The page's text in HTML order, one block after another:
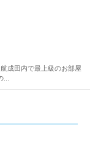
成田内で最上級のお部屋